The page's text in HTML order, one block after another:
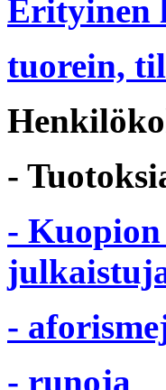
Erityinen
tuorein,
-
-
-
- runoja